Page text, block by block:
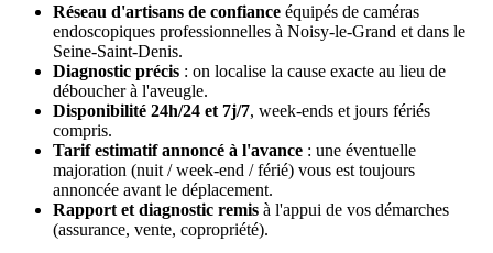
Réseau d'artisans de confiance équipés de caméras
endoscopiques professionnelles à Noisy-le-Grand et dans le
Seine-Saint-Denis.
Diagnostic précis : on localise la cause exacte au lieu de
déboucher à l'aveugle.
Disponibilité 24h/24 et 7j/7, week-ends et jours fériés
compris.
Tarif estimatif annoncé à l'avance : une éventuelle
majoration (nuit / week-end / férié) vous est toujours
annoncée avant le déplacement.
Rapport et diagnostic remis à l'appui de vos démarches
(assurance, vente, copropriété).